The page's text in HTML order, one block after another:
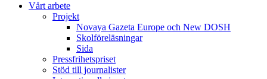
Vårt arbete
Projekt
Novaya Gazeta Europe och New DOSH
Skolföreläsningar
Sida
Pressfrihetspriset
Stöd till journalister